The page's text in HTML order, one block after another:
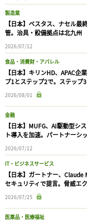
製造業
【日本】ベスタス、ナセル最
管。治具・設備拠点は北九州
2026/07/12
食品・消費財・アパレル
【日本】キリンHD、APAC企
プ1とステップ2で。ステップ
2026/08/01
金融
【日本】MUFG、AI駆動型シ
ト導入を加速。パートナーシ
2026/07/12
IT・ビジネスサービス
【日本】ガートナー、
セキュリティで提言。脅威エ
2026/07/25
医薬品・医療福祉